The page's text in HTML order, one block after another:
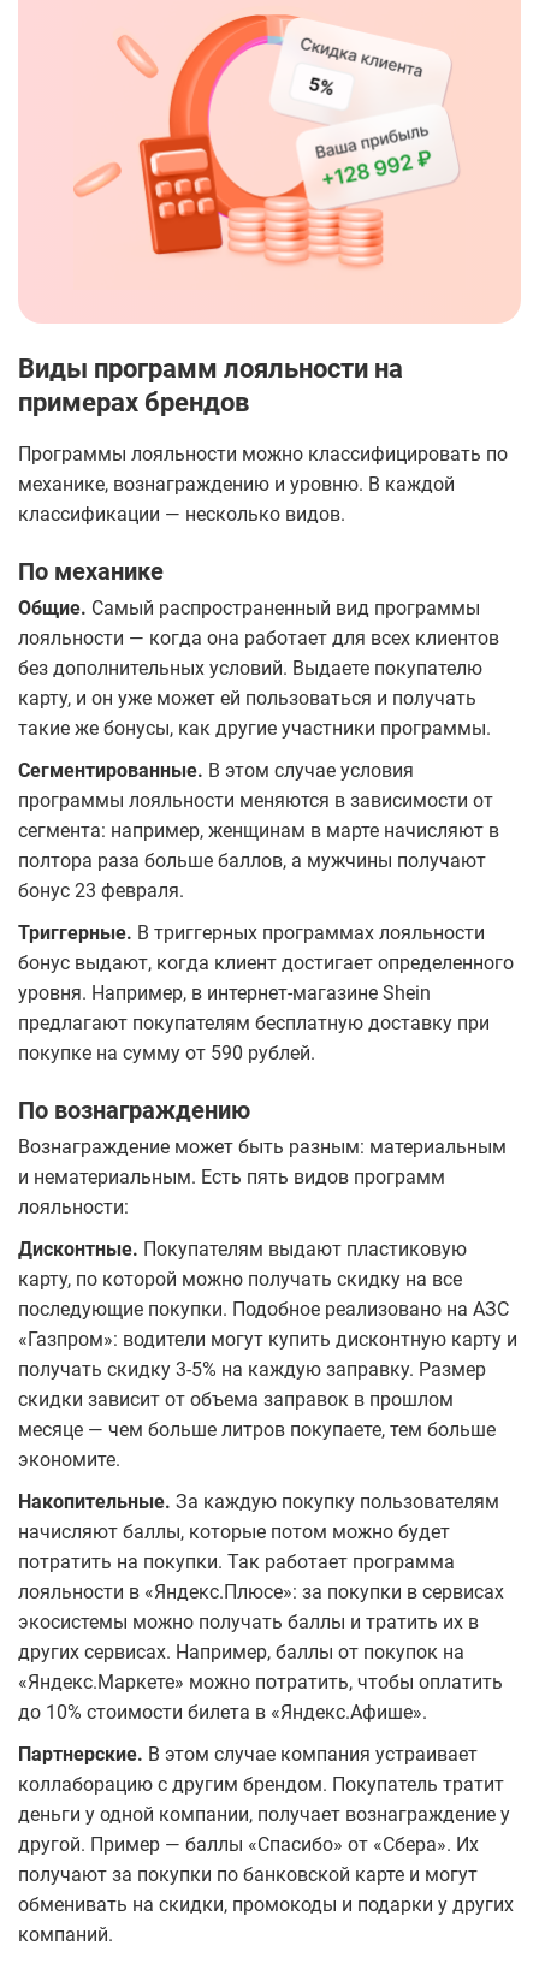
Виды программ лояльности на
примерах брендов
Программы лояльности можно классифицировать по
механике, вознаграждению и уровню. В каждой
классификации — несколько видов.
По механике
Общие. Самый распространенный вид программы
лояльности — когда она работает для всех клиентов
без дополнительных условий. Выдаете покупателю
карту, и он уже может ей пользоваться и получать
такие же бонусы, как другие участники программы.
Сегментированные. В этом случае условия
программы лояльности меняются в зависимости от
сегмента: например, женщинам в марте начисляют в
полтора раза больше баллов, а мужчины получают
бонус 23 февраля.
Триггерные. В триггерных программах лояльности
бонус выдают, когда клиент достигает определенного
уровня. Например, в интернет-магазине Shein
предлагают покупателям бесплатную доставку при
покупке на сумму от 590 рублей.
По вознаграждению
Вознаграждение может быть разным: материальным
и нематериальным. Есть пять видов программ
лояльности:
Дисконтные. Покупателям выдают пластиковую
карту, по которой можно получать скидку на все
последующие покупки. Подобное реализовано на АЗС
«Газпром»: водители могут купить дисконтную карту и
получать скидку 3-5% на каждую заправку. Размер
скидки зависит от объема заправок в прошлом
месяце — чем больше литров покупаете, тем больше
экономите.
Накопительные. За каждую покупку пользователям
начисляют баллы, которые потом можно будет
потратить на покупки. Так работает программа
лояльности в «Яндекс.Плюсе»: за покупки в сервисах
экосистемы можно получать баллы и тратить их в
других сервисах. Например, баллы от покупок на
«Яндекс.Маркете» можно потратить, чтобы оплатить
до 10% стоимости билета в «Яндекс.Афише».
Партнерские. В этом случае компания устраивает
коллаборацию с другим брендом. Покупатель тратит
деньги у одной компании, получает вознаграждение у
другой. Пример — баллы «Спасибо» от «Сбера». Их
получают за покупки по банковской карте и могут
обменивать на скидки, промокоды и подарки у других
компаний.